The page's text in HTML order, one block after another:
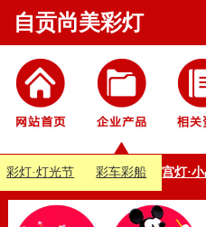
自贡尚美彩灯
彩灯·灯光节 彩车彩船 宫灯·